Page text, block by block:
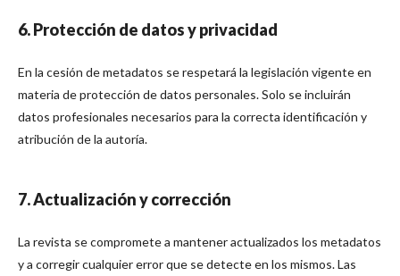
6. Protección de datos y privacidad
En la cesión de metadatos se respetará la legislación vigente en
materia de protección de datos personales. Solo se incluirán
datos profesionales necesarios para la correcta identificación y
atribución de la autoría.
7. Actualización y corrección
La revista se compromete a mantener actualizados los metadatos
y a corregir cualquier error que se detecte en los mismos. Las